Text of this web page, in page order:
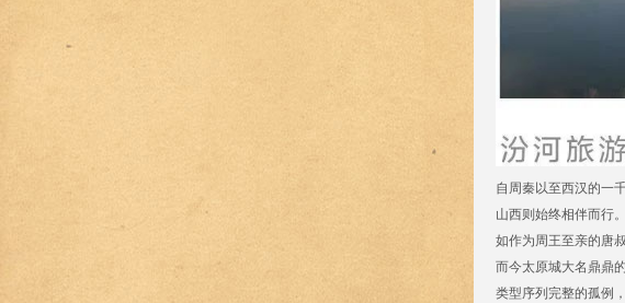
自周秦以至西汉的一
山西则始终相伴而行。
如作为周王至亲的唐
而今太原城大名鼎鼎
类型序列完整的孤例